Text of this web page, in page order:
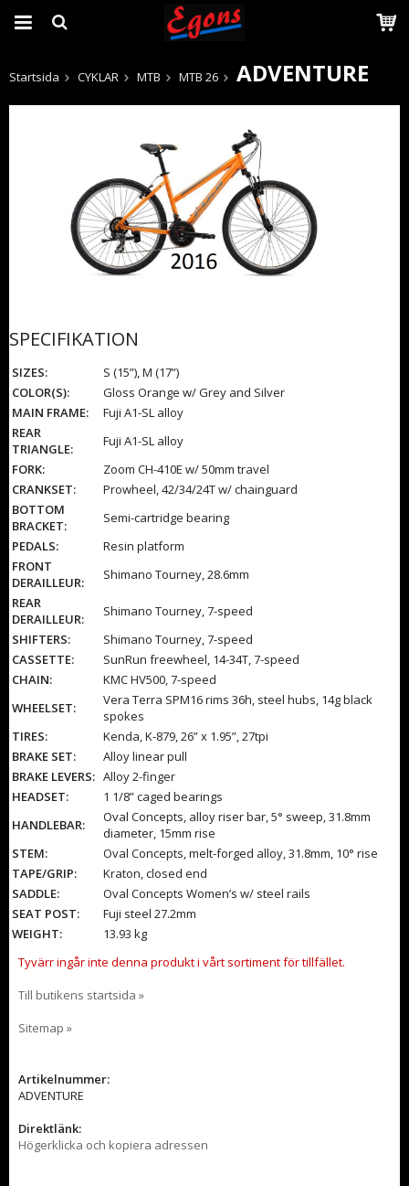
Produkten har blivit tillagd i varukorgen
Startsida CYKLAR MTB MTB 26 ADVENTURE
SPECIFIKATION
SIZES:
S (15”), M (17”)
COLOR(S):
Gloss Orange w/ Grey and Silver
MAIN FRAME:
Fuji A1-SL alloy
REAR
TRIANGLE:
Fuji A1-SL alloy
FORK:
Zoom CH-410E w/ 50mm travel
CRANKSET:
Prowheel, 42/34/24T w/ chainguard
BOTTOM
BRACKET:
Semi-cartridge bearing
PEDALS:
Resin platform
FRONT
DERAILLEUR:
Shimano Tourney, 28.6mm
REAR
DERAILLEUR:
Shimano Tourney, 7-speed
SHIFTERS:
Shimano Tourney, 7-speed
CASSETTE:
SunRun freewheel, 14-34T, 7-speed
CHAIN:
KMC HV500, 7-speed
WHEELSET:
Vera Terra SPM16 rims 36h, steel hubs, 14g black
spokes
TIRES:
Kenda, K-879, 26” x 1.95”, 27tpi
BRAKE SET:
Alloy linear pull
BRAKE LEVERS: Alloy 2-finger
HEADSET:
1 1/8” caged bearings
HANDLEBAR:
Oval Concepts, alloy riser bar, 5° sweep, 31.8mm
diameter, 15mm rise
STEM:
Oval Concepts, melt-forged alloy, 31.8mm, 10° rise
TAPE/GRIP:
Kraton, closed end
SADDLE:
Oval Concepts Women’s w/ steel rails
SEAT POST:
Fuji steel 27.2mm
WEIGHT:
13.93 kg
Tyvärr ingår inte denna produkt i vårt sortiment för tillfället.
Till butikens startsida »
Sitemap »
Artikelnummer:
ADVENTURE
Direktlänk:
Högerklicka och kopiera adressen